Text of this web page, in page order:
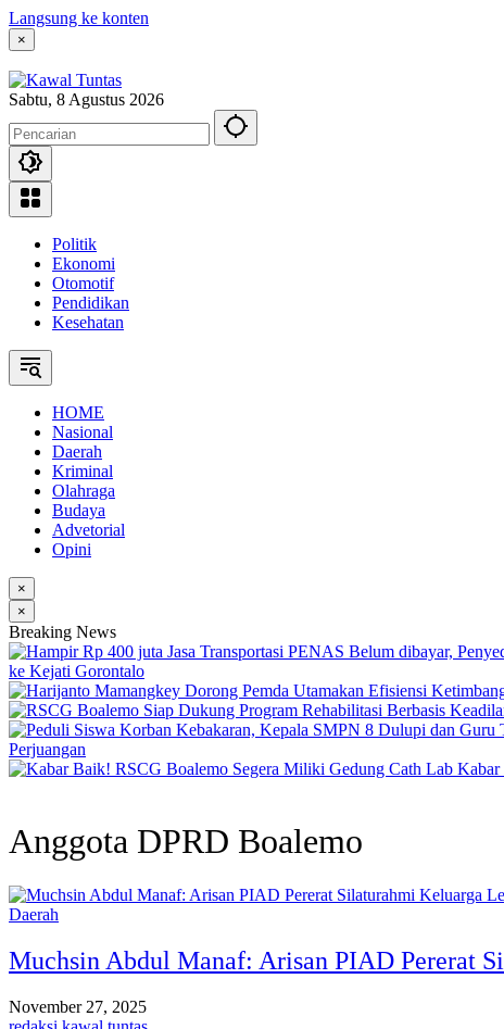
Langsung ke konten
×
Sabtu, 8 Agustus 2026
Politik
Ekonomi
Otomotif
Pendidikan
Kesehatan
HOME
Nasional
Daerah
Kriminal
Olahraga
Budaya
Advetorial
Opini
×
×
Breaking News
ke Kejati Gorontalo
Perjuangan
Kabar
Anggota DPRD Boalemo
Daerah
Muchsin Abdul Manaf: Arisan PIAD Pererat
November 27, 2025